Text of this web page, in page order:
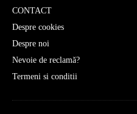
CONTACT
Despre cookies
Despre noi
Nevoie de reclamă?
Termeni si conditii